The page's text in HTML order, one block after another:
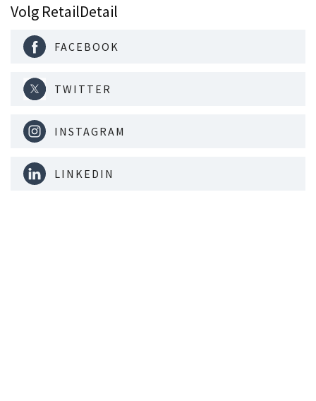
Volg RetailDetail
FACEBOOK
TWITTER
INSTAGRAM
LINKEDIN